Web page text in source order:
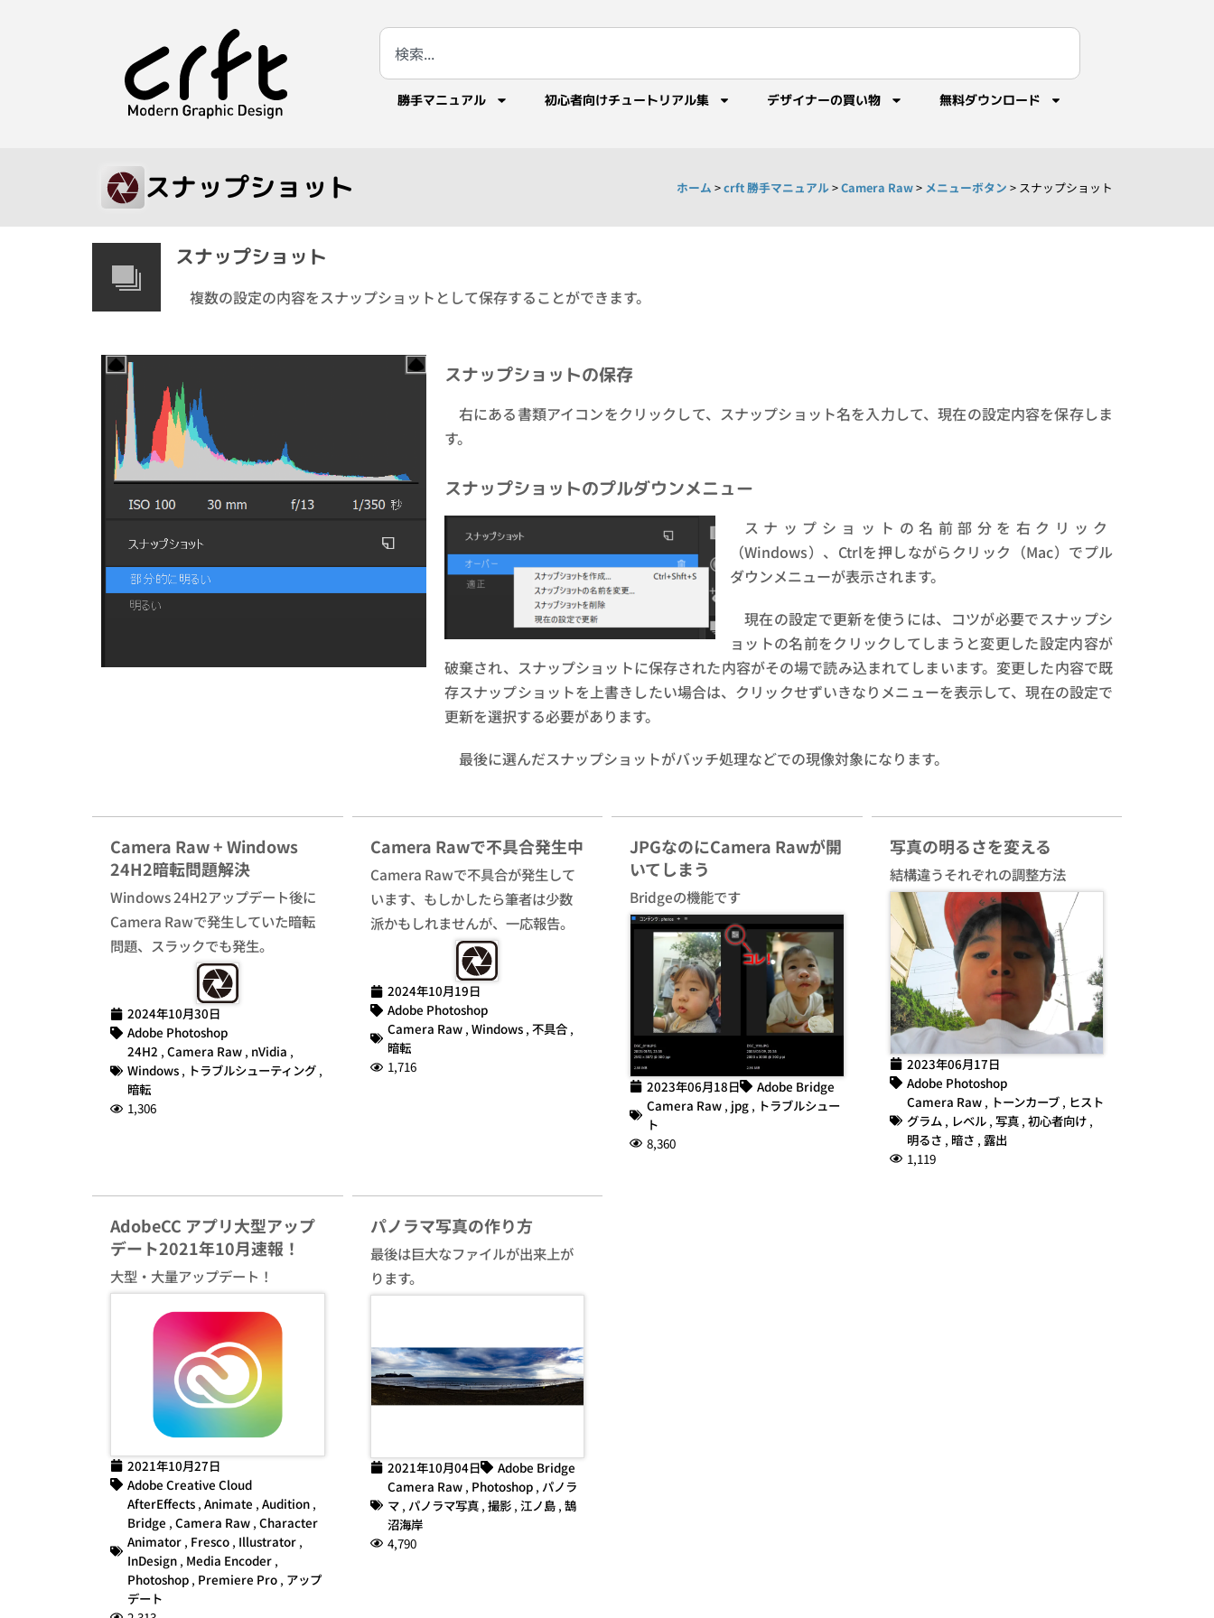
勝手マニュアル 初心者向けチュートリアル集 デザイナーの買い物 無料ダウンロード
スナップショット ホーム >crft 勝手マニュアル>Camera Raw> メニューボタン > スナップショット
スナップショット
複数の設定の内容をスナップショットとして保存することができます。
スナップショットの保存
右にある書類アイコンをクリックして、スナップショット名を入力して、現在の設定内容を保存しま
す。
スナップショットのプルダウンメニュー
スナップショットの名前部分を右クリック
（Windows）、Ctrlを押しながらクリック（Mac）でプル
ダウンメニューが表示されます。
現在の設定で更新を使うには、コツが必要でスナップシ
ョットの名前をクリックしてしまうと変更した設定内容が
破棄され、スナップショットに保存された内容がその場で読み込まれてしまいます。変更した内容で既
存スナップショットを上書きしたい場合は、クリックせずいきなりメニューを表示して、現在の設定で
更新を選択する必要があります。
最後に選んだスナップショットがバッチ処理などでの現像対象になります。
Camera Raw + Windows
24H2暗転問題解決
Windows 24H2アップデート後に
Camera Rawで発生していた暗転
問題、スラックでも発生。
2024年10月30日
Adobe Photoshop
24H2 , Camera Raw , nVidia ,
Windows , トラブルシューティング ,
暗転
1,306
Camera Rawで不具合発生中
Camera Rawで不具合が発生して
います、もしかしたら筆者は少数
派かもしれませんが、一応報告。
2024年10月19日
Adobe Photoshop
Camera Raw, Windows, 不具合,
暗転
1,716
JPGなのにCamera Rawが開
いてしまう
Bridgeの機能です
2023年06月18日
Adobe Bridge
Camera Raw , jpg , トラブルシュー
ト
8,360
写真の明るさを変える
結構違うそれぞれの調整方法
2023年06月17日
Adobe Photoshop
Camera Raw, トーンカーブ, ヒスト
グラム , レベル, 写真, 初心者向け,
明るさ , 暗さ , 露出
1,119
AdobeCC アプリ大型アップ
デート2021年10月速報！
大型・大量アップデート！
2021年10月27日
Adobe Creative Cloud
AfterEffects , Animate , Audition ,
Bridge , Camera Raw , Character
Animator , Fresco , Illustrator ,
InDesign , Media Encoder ,
Photoshop , Premiere Pro , アップ
デート
パノラマ写真の作り方
最後は巨大なファイルが出来上が
ります。
2021年10月04日
Adobe Bridge
Camera Raw, Photoshop, パノラ
マ, パノラマ写真, 撮影, 江ノ島, 鵠
沼海岸
4,790